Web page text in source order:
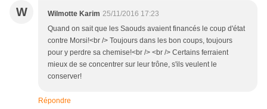
W Wilmotte Karim 25/11/2016 17:23
Quand on sait que les Saouds avaient financés le coup d'état
contre Morsi!<br /> Toujours dans les bon coups, toujours
pour y perdre sa chemise!<br /> <br /> Certains ferraient
mieux de se concentrer sur leur trône, s'ils veulent le
conserver!
Répondre